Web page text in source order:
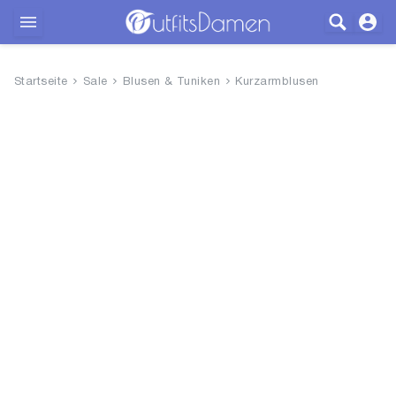
Startseite Sale Blusen & Tuniken Kurzarmblusen